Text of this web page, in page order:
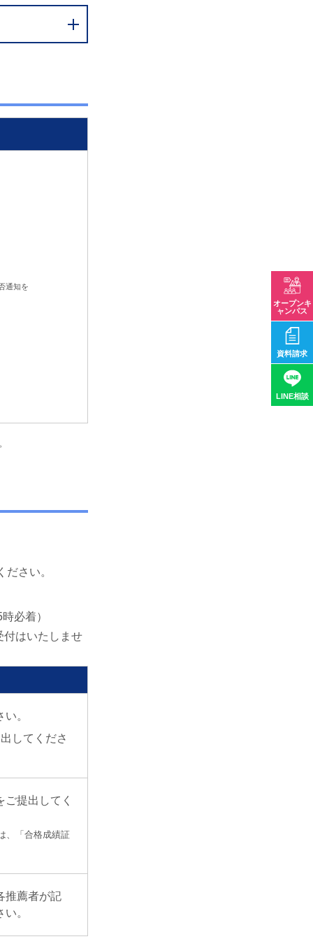
通知を
さい。
必着）
付はいたしませ
。
してくださ
提出してく
、「合格成績証
推薦者が記
。
オープンキ
ャンパス
資料請求
LINE相談